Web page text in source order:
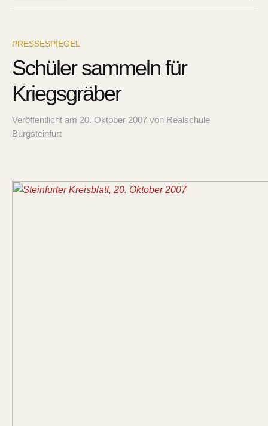
PRESSESPIEGEL
Schüler sammeln für
Kriegsgräber
Veröffentlicht am 20. Oktober 2007 von Realschule
Burgsteinfurt